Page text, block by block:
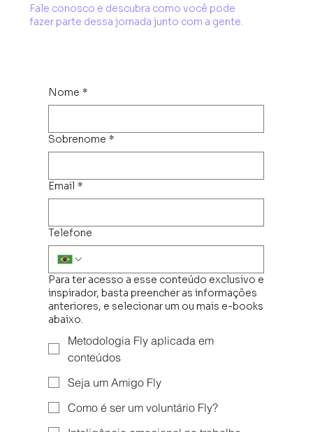
Fale conosco e descubra como você pode
fazer parte dessa jornada junto com a gente.
Nome *
Sobrenome *
Email *
Telefone
Para ter acesso a esse conteúdo exclusivo e
inspirador, basta preencher as informações
anteriores, e selecionar um ou mais e-books
abaixo.
Metodologia Fly aplicada em
conteúdos
Seja um Amigo Fly
Como é ser um voluntário Fly?